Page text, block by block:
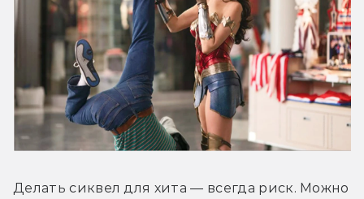
Делать сиквел для хита — всегда риск. Можно